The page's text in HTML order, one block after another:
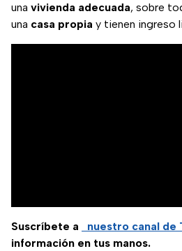
una vivienda adecuada, sobre
una casa propia y tienen ingreso
Suscríbete a nuestro canal de
información en tus manos.